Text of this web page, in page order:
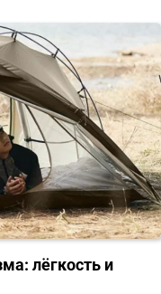
лёгкость и